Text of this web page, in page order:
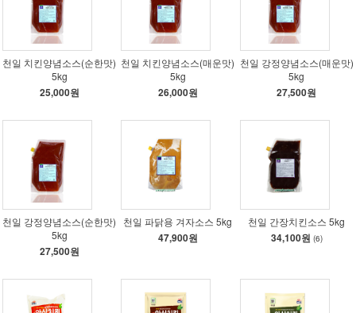
천일 치킨양념소스(순한맛)
5kg
25,000원
천일 치킨양념소스(매운맛)
5kg
26,000원
천일 강정양념소스(매운맛)
5kg
27,500원
천일 강정양념소스(순한맛)
5kg
27,500원
천일 파닭용 겨자소스 5kg
47,900원
천일 간장치킨소스 5kg
34,100원 (6)